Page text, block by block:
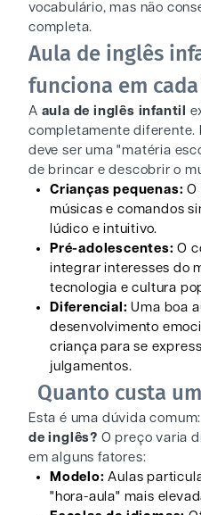
vocabulário, mas não
completa.
Aula de inglês
funciona em
A aula de inglês infantil
completamente diferente.
deve ser uma "matéria
de brincar e descobrir o
Crianças pequenas: O
músicas e comandos
lúdico e intuitivo.
Pré-adolescentes: O
integrar interesses do
tecnologia e cultura
Diferencial: Uma boa
desenvolvimento
criança para se
julgamentos.
Quanto custa
Esta é uma dúvida comum:
de inglês? O preço varia
em alguns fatores:
Modelo: Aulas
"hora-aula" mais